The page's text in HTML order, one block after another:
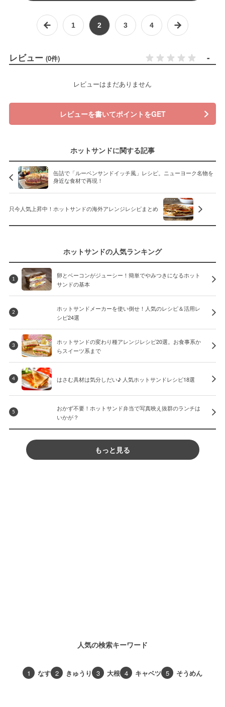
1 2 3 4
レビュー (0件) -
レビューはまだありません
レビューを書いてポイントをGET
ホットサンドに関する記事
缶詰で「ルーベンサンドイッチ風」レシピ。ニューヨーク名物を
身近な食材で再現！
只今人気上昇中！ホットサンドの海外アレンジレシピまとめ
ホットサンドの人気ランキング
1
卵とベーコンがジューシー！簡単でやみつきになるホット
サンドの基本
2
ホットサンドメーカーを使い倒せ！人気のレシピ＆活用レ
シピ24選
3
ホットサンドの変わり種アレンジレシピ20選。お食事系か
らスイーツ系まで
4 はさむ具材は気分しだい♪ 人気ホットサンドレシピ18選
5
おかず不要！ホットサンド弁当で写真映え抜群のランチは
いかが？
もっと見る
人気の検索キーワード
1 なす 2 きゅうり 3 大根 4 キャベツ 5 そうめん